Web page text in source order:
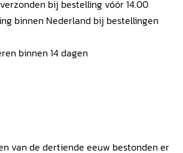
bij bestelling vóór 14.00
binnen Nederland bij bestellingen
binnen 14 dagen
van de dertiende eeuw bestonden er